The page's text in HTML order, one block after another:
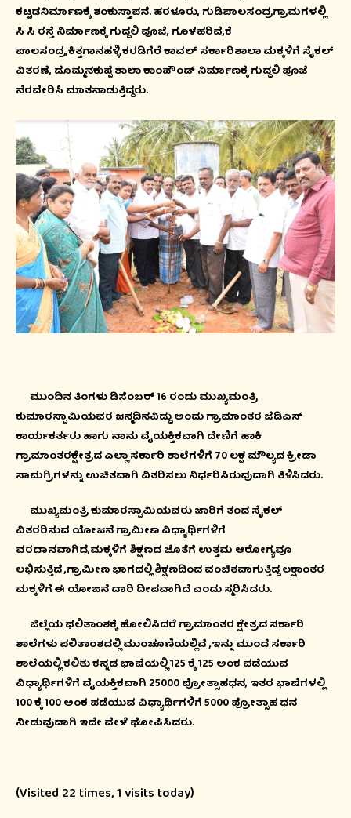
ಕಟ್ಟಡನಿರ್ಮಾಣಕ್ಕೆ ಶಂಕುಸ್ತಾಪನೆ. ಹರಳೂರು, ಗುಡಿಪಾಲಸಂದ್ರಗ್ರಾಮಗಳಲ್ಲಿ
ಸಿ ಸಿ ರಸ್ತೆ ನಿರ್ಮಾಣಕ್ಕೆ ಗುದ್ದಲಿ ಪೂಜೆ, ಗೂಳಹರಿವೆ,ಕೆ
ಪಾಲಸಂದ್ರ,ಕಿತ್ತಗಾನಹಳ್ಳಿ,ಕರಡಿಗೆರೆ ಕಾವಲ್ ಸರ್ಕಾರಿಶಾಲಾ ಮಕ್ಕಳಿಗೆ ಸೈಕಲ್
ವಿತರಣೆ, ದೊಮ್ಮನಕುಪ್ಪೆ ಶಾಲಾ ಕಾಂಪೌಂಡ್ ನಿರ್ಮಾಣಕ್ಕೆ ಗುದ್ದಲಿ ಪೂಜೆ
ನೆರವೇರಿಸಿ ಮಾತನಾಡುತ್ತಿದ್ದರು.
ಮುಂದಿನ ತಿಂಗಳು ಡಿಸೆಂಬರ್ 16 ರಂದು ಮುಖ್ಯಮಂತ್ರಿ
ಕುಮಾರಸ್ವಾಮಿಯವರ ಜನ್ಮದಿನವಿದ್ದು ಅಂದು ಗ್ರಾಮಾಂತರ ಜೆಡಿಎಸ್
ಕಾರ್ಯಕರ್ತರು ಹಾಗು ನಾನು ವೈಯಕ್ತಿಕವಾಗಿ ದೇಣಿಗೆ ಹಾಕಿ
ಗ್ರಾಮಾಂತರಕ್ಷೇತ್ರದ ಎಲ್ಲಾ ಸರ್ಕಾರಿ ಶಾಲೆಗಳಿಗೆ 70 ಲಕ್ಷ ಮೌಲ್ಯದ ಕ್ರೀಡಾ
ಸಾಮಗ್ರಿಗಳನ್ನು ಉಚಿತವಾಗಿ ವಿತರಿಸಲು ನಿರ್ಧರಿಸಿರುವುದಾಗಿ ತಿಳಿಸಿದರು.
ಮುಖ್ಯಮಂತ್ರಿ ಕುಮಾರಸ್ವಾಮಿಯವರು ಜಾರಿಗೆ ತಂದ ಸೈಕಲ್
ವಿತರರಿಸುವ ಯೋಜನೆ ಗ್ರಾಮೀಣ ವಿಧ್ಯಾರ್ಥಿಗಳಿಗೆ
ವರದಾನವಾಗಿದೆ,ಮಕ್ಕಳಿಗೆ ಶಿಕ್ಷಣದ ಜೊತೆಗೆ ಉತ್ತಮ ಆರೋಗ್ಯವೂ
ಲಭಿಸುತ್ತಿದೆ ,ಗ್ರಾಮೀಣ ಭಾಗದಲ್ಲಿ ಶಿಕ್ಷಣದಿಂದ ವಂಚಿತವಾಗುತ್ತಿದ್ದ ಲಕ್ಷಾಂತರ
ಮಕ್ಕಳಿಗೆ ಈ ಯೋಜನೆ ದಾರಿ ದೀಪವಾಗಿದೆ ಎಂದು ಸ್ಮರಿಸಿದರು.
ಜಿಲ್ಲೆಯ ಫಲಿತಾಂಶಕ್ಕೆ ಹೋಲಿಸಿದರೆ ಗ್ರಾಮಾಂತರ ಕ್ಷೇತ್ರದ ಸರ್ಕಾರಿ
ಶಾಲೆಗಳು ಪಲಿತಾಂಶದಲ್ಲಿ ಮುಂಚೂಣಿಯಲ್ಲಿವೆ ,ಇನ್ನು ಮುಂದೆ ಸರ್ಕಾರಿ
ಶಾಲೆಯಲ್ಲಿ ಕಲಿತು ಕನ್ನಡ ಭಾಷೆಯಲ್ಲಿ 125 ಕ್ಕೆ 125 ಅಂಕ ಪಡೆಯುವ
ವಿಧ್ಯಾರ್ಥಿಗಳಿಗೆ ವೈಯಕ್ತಿಕವಾಗಿ 25000 ಪ್ರೋತ್ಸಾಹಧನ, ಇತರ ಭಾಷೆಗಳಲ್ಲಿ
100 ಕ್ಕೆ 100 ಅಂಕ ಪಡೆಯುವ ವಿಧ್ಯಾರ್ಥಿಗಳಿಗೆ 5000 ಪ್ರೋತ್ಸಾಹ ಧನ
ನೀಡುವುದಾಗಿ ಇದೇ ವೇಳೆ ಘೋಷಿಸಿದರು.
(Visited 22 times, 1 visits today)